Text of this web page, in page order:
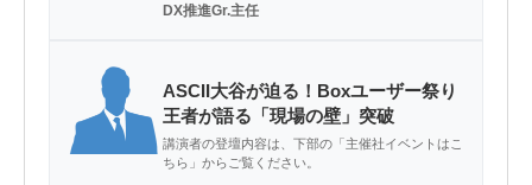
DX推進Gr.主任
ASCII大谷が迫る！Boxユーザー祭り
王者が語る「現場の壁」突破
講演者の登壇内容は、下部の「主催社イベントはこ
ちら」からご覧ください。